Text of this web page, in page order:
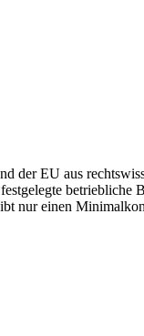
der EU aus
betriebliche
nur einen